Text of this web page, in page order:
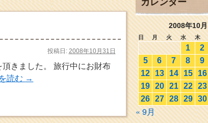
投稿日: 2008年10月31日
きました。 旅行中にお財布
読む →
カレンダー
2008年10月
日 月 火 水 木
1 2
5
6 7 8 9
12
13 14 15 16
19 20 21 22 23
26 27 28 29 30
« 9月